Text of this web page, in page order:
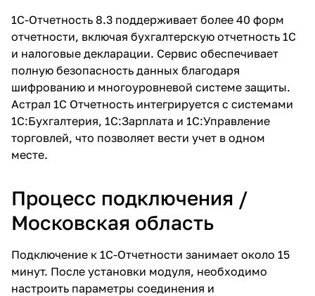
1С-Отчетность 8.3 поддерживает более 40 форм
отчетности, включая бухгалтерскую отчетность 1С
и налоговые декларации. Сервис обеспечивает
полную безопасность данных благодаря
шифрованию и многоуровневой системе защиты.
Астрал 1С Отчетность интегрируется с системами
1С:Бухгалтерия, 1С:Зарплата и 1С:Управление
торговлей, что позволяет вести учет в одном
месте.
Процесс подключения /
Московская область
Подключение к 1С-Отчетности занимает около 15
минут. После установки модуля, необходимо
настроить параметры соединения и